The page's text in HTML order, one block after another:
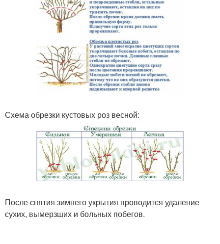
Схема обрезки кустовых роз весной:
После снятия зимнего укрытия проводится удаление
сухих, вымерзших и больных побегов.